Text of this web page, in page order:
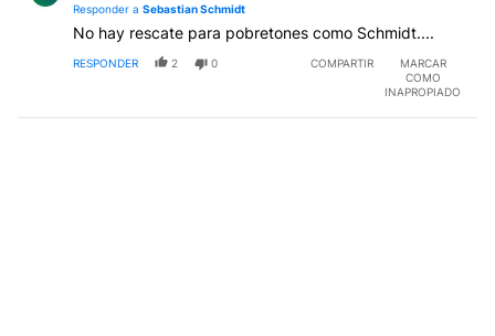
Responder a Sebastian Schmidt
No hay rescate para pobretones como Schmidt....
RESPONDER 2 0 COMPARTIR
MARCAR
COMO
INAPROPIADO